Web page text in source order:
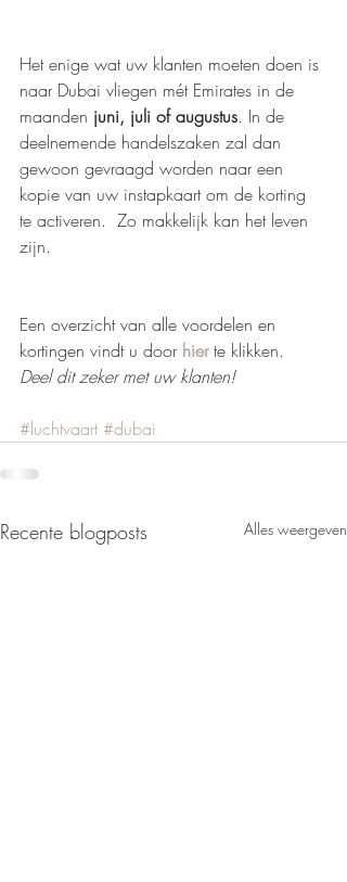
Het enige wat uw klanten moeten doen is
naar Dubai vliegen mét Emirates in de
maanden juni, juli of augustus. In de
deelnemende handelszaken zal dan
gewoon gevraagd worden naar een
kopie van uw instapkaart om de korting
te activeren.  Zo makkelijk kan het leven
zijn.
Een overzicht van alle voordelen en
kortingen vindt u door hier te klikken.
Deel dit zeker met uw klanten!
#luchtvaart #dubai
Recente blogposts Alles weergeven